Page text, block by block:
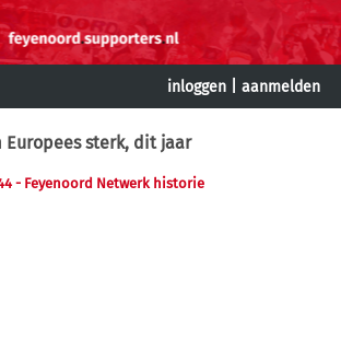
inloggen aanmelden
Europees sterk, dit jaar
- Feyenoord Netwerk historie